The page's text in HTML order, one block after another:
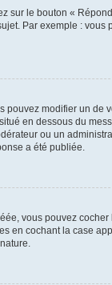
sur le bouton «
Par exemple :
pouvez modifier un de
en dessous du
ou un
a été publiée.
vous pouvez
en cochant la case